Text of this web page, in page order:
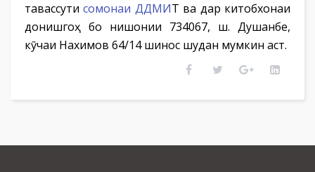
тавассутисомонаи ДДМИТ ва дар китобхонаи
донишгоҳ бо нишонии 734067, ш. Душанбе,
кӯчаи Нахимов 64/14 шинос шудан мумкин аст.